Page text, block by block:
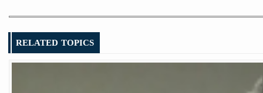
RELATED TOPICS